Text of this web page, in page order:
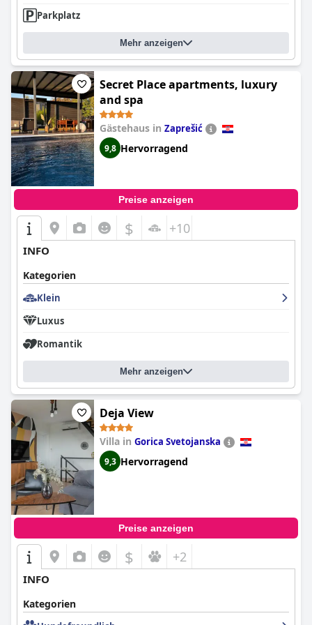
Parkplatz
Mehr anzeigen
Secret Place apartments, luxury
and spa
Gästehaus in Zaprešić
9,8 Hervorragend
Preise anzeigen
$ +10
INFO
Kategorien
Klein
Luxus
Romantik
Mehr anzeigen
Deja View
Villa in Gorica Svetojanska
9,3 Hervorragend
Preise anzeigen
$ +2
INFO
Kategorien